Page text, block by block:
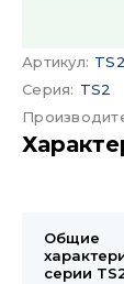
Артикул:
Серия: TS2
Общие
серии